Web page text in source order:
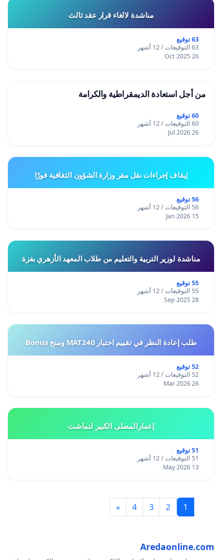
مناشدة لالغاء قرار عقد ثالث
63 توقيع
63 التوقيعات / 12 أشهر
26 Oct 2025
من أجل استعادة الديمقراطية والكرامة
60 توقيع
60 التوقيعات / 12 أشهر
26 Jul 2026
إيقاف إجراءات نقل مقر وزارة الشؤون الثقافية فورًا
56 توقيع
56 التوقيعات / 12 أشهر
15 Jan 2026
مناشدة لوزير التربية والتعليم من طلاب المعهد الأزهري بغزة
55 توقيع
55 التوقيعات / 12 أشهر
28 Sep 2025
طلب إعادة النظر في تقييم اختبار MAT240 ومنح Bonus
52 توقيع
52 التوقيعات / 12 أشهر
26 Mar 2026
إعمارالمصلى الكبير لتماشت
51 توقيع
51 التوقيعات / 12 أشهر
13 May 2026
1
2
3
4
»
Aredaonline.com